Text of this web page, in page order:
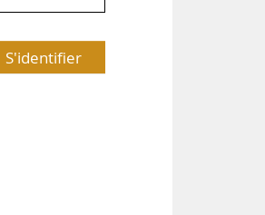
S'identifier